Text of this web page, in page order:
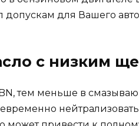
допускам для Вашего
с низким
тем меньше в